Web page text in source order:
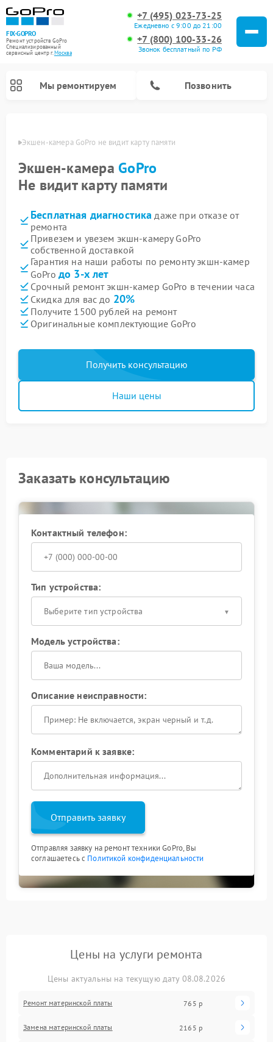
FIX-GOPRO
Ремонт устройств GoPro
Специализированный
cервисный центр г.Москва
+7 (495) 023-73-25
Ежедневно с 9:00 до 21:00
+7 (800) 100-33-26
Звонок бесплатный по РФ
Мы ремонтируем Позвонить
Экшен-камера GoPro не видит карту памяти
Экшен-камера GoPro
Не видит карту памяти
Бесплатная диагностика даже при отказе от
ремонта
Привезем и увезем экшн-камеру GoPro
собственной доставкой
Гарантия на наши работы по ремонту экшн-камер
GoPro до 3-х лет
Срочный ремонт экшн-камер GoPro в течении часа
Скидка для вас до 20%
Получите 1500 рублей на ремонт
Оригинальные комплектующие GoPro
Получить консультацию
Наши цены
Заказать консультацию
Контактный телефон:
Тип устройства:
Выберите тип устройства
Модель устройства:
Описание неисправности:
Комментарий к заявке:
Отправить заявку
Отправляя заявку на ремонт техники GoPro, Вы
соглашаетесь с Политикой конфиденциальности
Цены на услуги ремонта
Цены актуальны на текущую дату 08.08.2026
Ремонт материнской платы 765 р
Замена материнской платы 2165 р